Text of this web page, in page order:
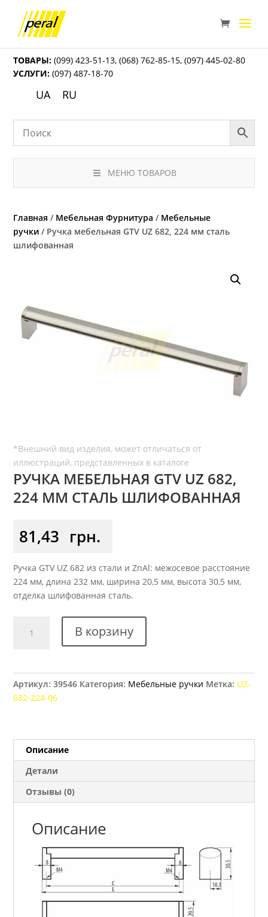
ТОВАРЫ: (099) 423-51-13,(068) 762-85-15,(097) 445-02-80
УСЛУГИ: (097) 487-18-70
UA RU
МЕНЮ ТОВАРОВ
Главная / Мебельная Фурнитура / Мебельные
ручки / Ручка мебельная GTV UZ 682, 224 мм сталь
шлифованная
РУЧКА МЕБЕЛЬНАЯ GTV UZ 682,
224 ММ СТАЛЬ ШЛИФОВАННАЯ
81,43 грн.
Ручка GTV UZ 682 из стали и ZnAl: межосевое расстояние
224 мм, длина 232 мм, ширина 20,5 мм, высота 30,5 мм,
отделка шлифованная сталь.
товара
UZ
сталь
шлифованная
В корзину
Артикул:39546 Категория: Мебельные ручки Метка: UZ-
682-224-06
Описание
Детали
Отзывы (0)
Описание